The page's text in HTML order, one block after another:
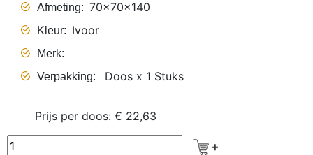
Afmeting 70x70x140
Kleur Ivoor
Merk
Verpakking
Doos x 1 Stuks
Prijs per doos: € 22,63